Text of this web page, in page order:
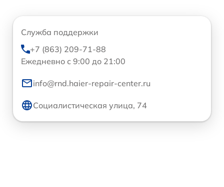
Служба поддержки
+7 (863) 209-71-88
Ежедневно с 9:00 до 21:00
info@rnd.haier-repair-center.ru
Социалистическая улица, 74